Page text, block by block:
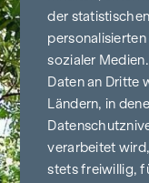
der
sozialer
Daten an Dritte
Ländern, in
verarbeitet
stets freiwillig,